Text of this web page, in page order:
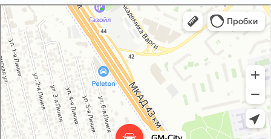
GM-City&VAG-Repair
Автосервис, автотехцентр в Москве
Магазин автозапчастей и автотоваров в Москве